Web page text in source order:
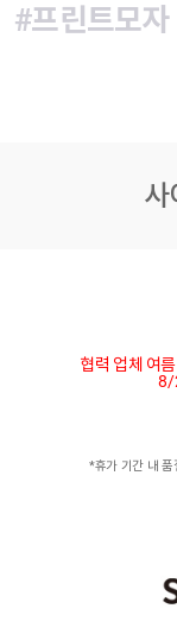
#프린트모자
사
협력 업체 여
8/
*휴가 기간 내 품